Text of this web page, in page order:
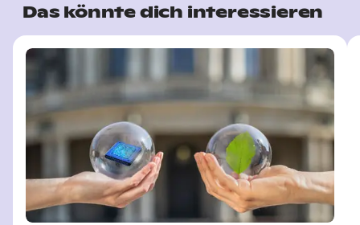
Das könnte dich interessieren